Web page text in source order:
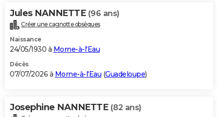
Alimentation
Guide de la santé
Maladies
Médicaments
Sommeil
VOYAGE
Destinations
City break
Voyage nature
Voyage de noces
Forum
Climat
+PHOTO
GUIDES D'ACHAT
BONS PLANS
Carte de Noël
Carte Bonne année
Carte Saint-Valentin
Carte Pâques
Carte d'anniversaire
DICTIONNAIRE
Jules NANNETTE (96 ans)
Créer une cagnotte obsèques
Naissance
24/05/1930 à Morne-à-l'Eau
Décès
07/07/2026 à Morne-à-l'Eau (Guadeloupe)
Josephine NANNETTE (82 ans)